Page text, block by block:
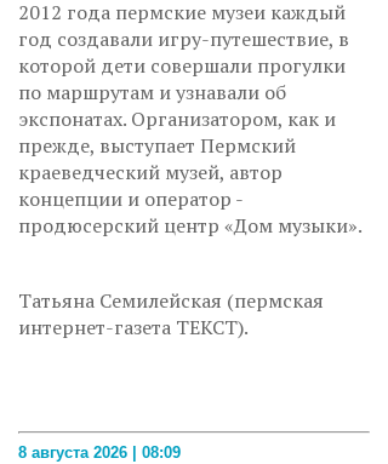
2012 года пермские музеи каждый
год создавали игру-путешествие, в
которой дети совершали прогулки
по маршрутам и узнавали об
экспонатах. Организатором, как и
прежде, выступает Пермский
краеведческий музей, автор
концепции и оператор -
продюсерский центр «Дом музыки».
Татьяна Семилейская (пермская
интернет-газета ТЕКСТ).
8 августа 2026 | 08:09